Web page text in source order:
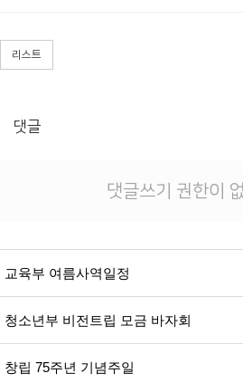
리스트
댓글
댓글쓰기 권한이
교육부 여름사역일정
청소년부 비전트립 모금 바자회
창립 75주년 기념주일